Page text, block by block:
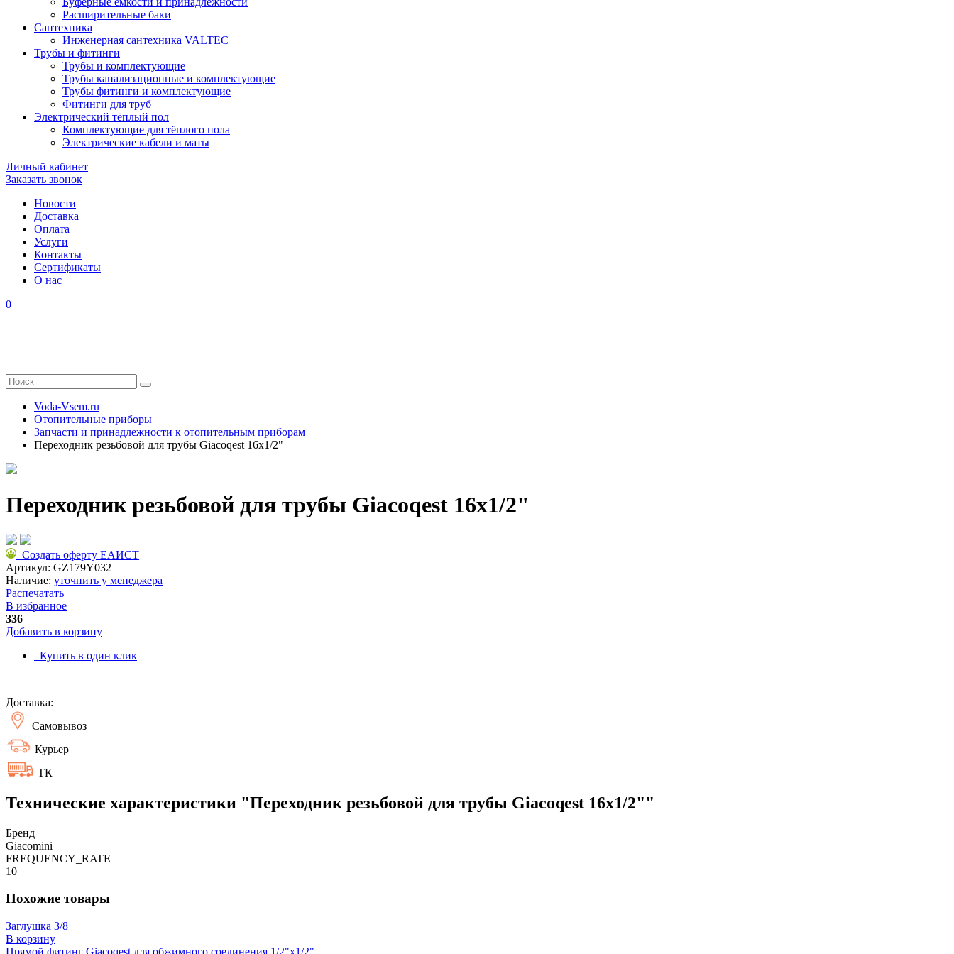
Расширительные баки
Сантехника
Инженерная сантехника VALTEC
Трубы и фитинги
Трубы и комплектующие
Трубы канализационные и комплектующие
Трубы фитинги и комплектующие
Фитинги для труб
Электрический тёплый пол
Комплектующие для тёплого пола
Электрические кабели и маты
Личный кабинет
Заказать звонок
Новости
Доставка
Оплата
Услуги
Контакты
Cертификаты
О нас
0
Voda-Vsem.ru
Отопительные приборы
Запчасти и принадлежности к отопительным приборам
Переходник резьбовой для трубы Giacoqest 16x1/2"
Переходник резьбовой для трубы Giacoqest 16x1/2"
Создать оферту ЕАИСТ
Артикул: GZ179Y032
Наличие: уточнить у менеджера
Распечатать
В избранное
336
Добавить в корзину
Купить в один клик
Доставка:
Самовывоз
Курьер
ТК
Технические характеристики "Переходник резьбовой для трубы Giacoqest 16x1/2""
Бренд
Giacomini
FREQUENCY_RATE
10
Похожие товары
Заглушка 3/8
В корзину